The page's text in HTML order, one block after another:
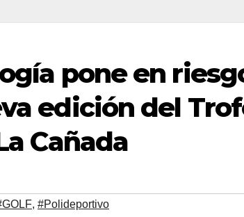
pone en
edición del
Cañada
, #Polideportivo